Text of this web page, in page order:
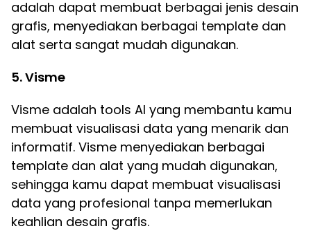
adalah dapat membuat berbagai jenis desain
grafis, menyediakan berbagai template dan
alat serta sangat mudah digunakan.
5. Visme
Visme adalah tools AI yang membantu kamu
membuat visualisasi data yang menarik dan
informatif. Visme menyediakan berbagai
template dan alat yang mudah digunakan,
sehingga kamu dapat membuat visualisasi
data yang profesional tanpa memerlukan
keahlian desain grafis.